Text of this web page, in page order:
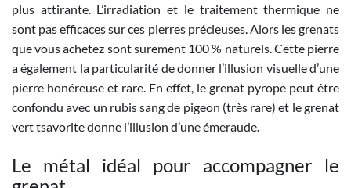
plus attirante. L’irradiation et le traitement thermique ne
sont pas efficaces sur ces pierres précieuses. Alors les grenats
que vous achetez sont surement 100 % naturels. Cette pierre
a également la particularité de donner l’illusion visuelle d’une
pierre honéreuse et rare. En effet, le grenat pyrope peut être
confondu avec un rubis sang de pigeon (très rare) et le grenat
vert tsavorite donne l’illusion d’une émeraude.
Le métal idéal pour accompagner le